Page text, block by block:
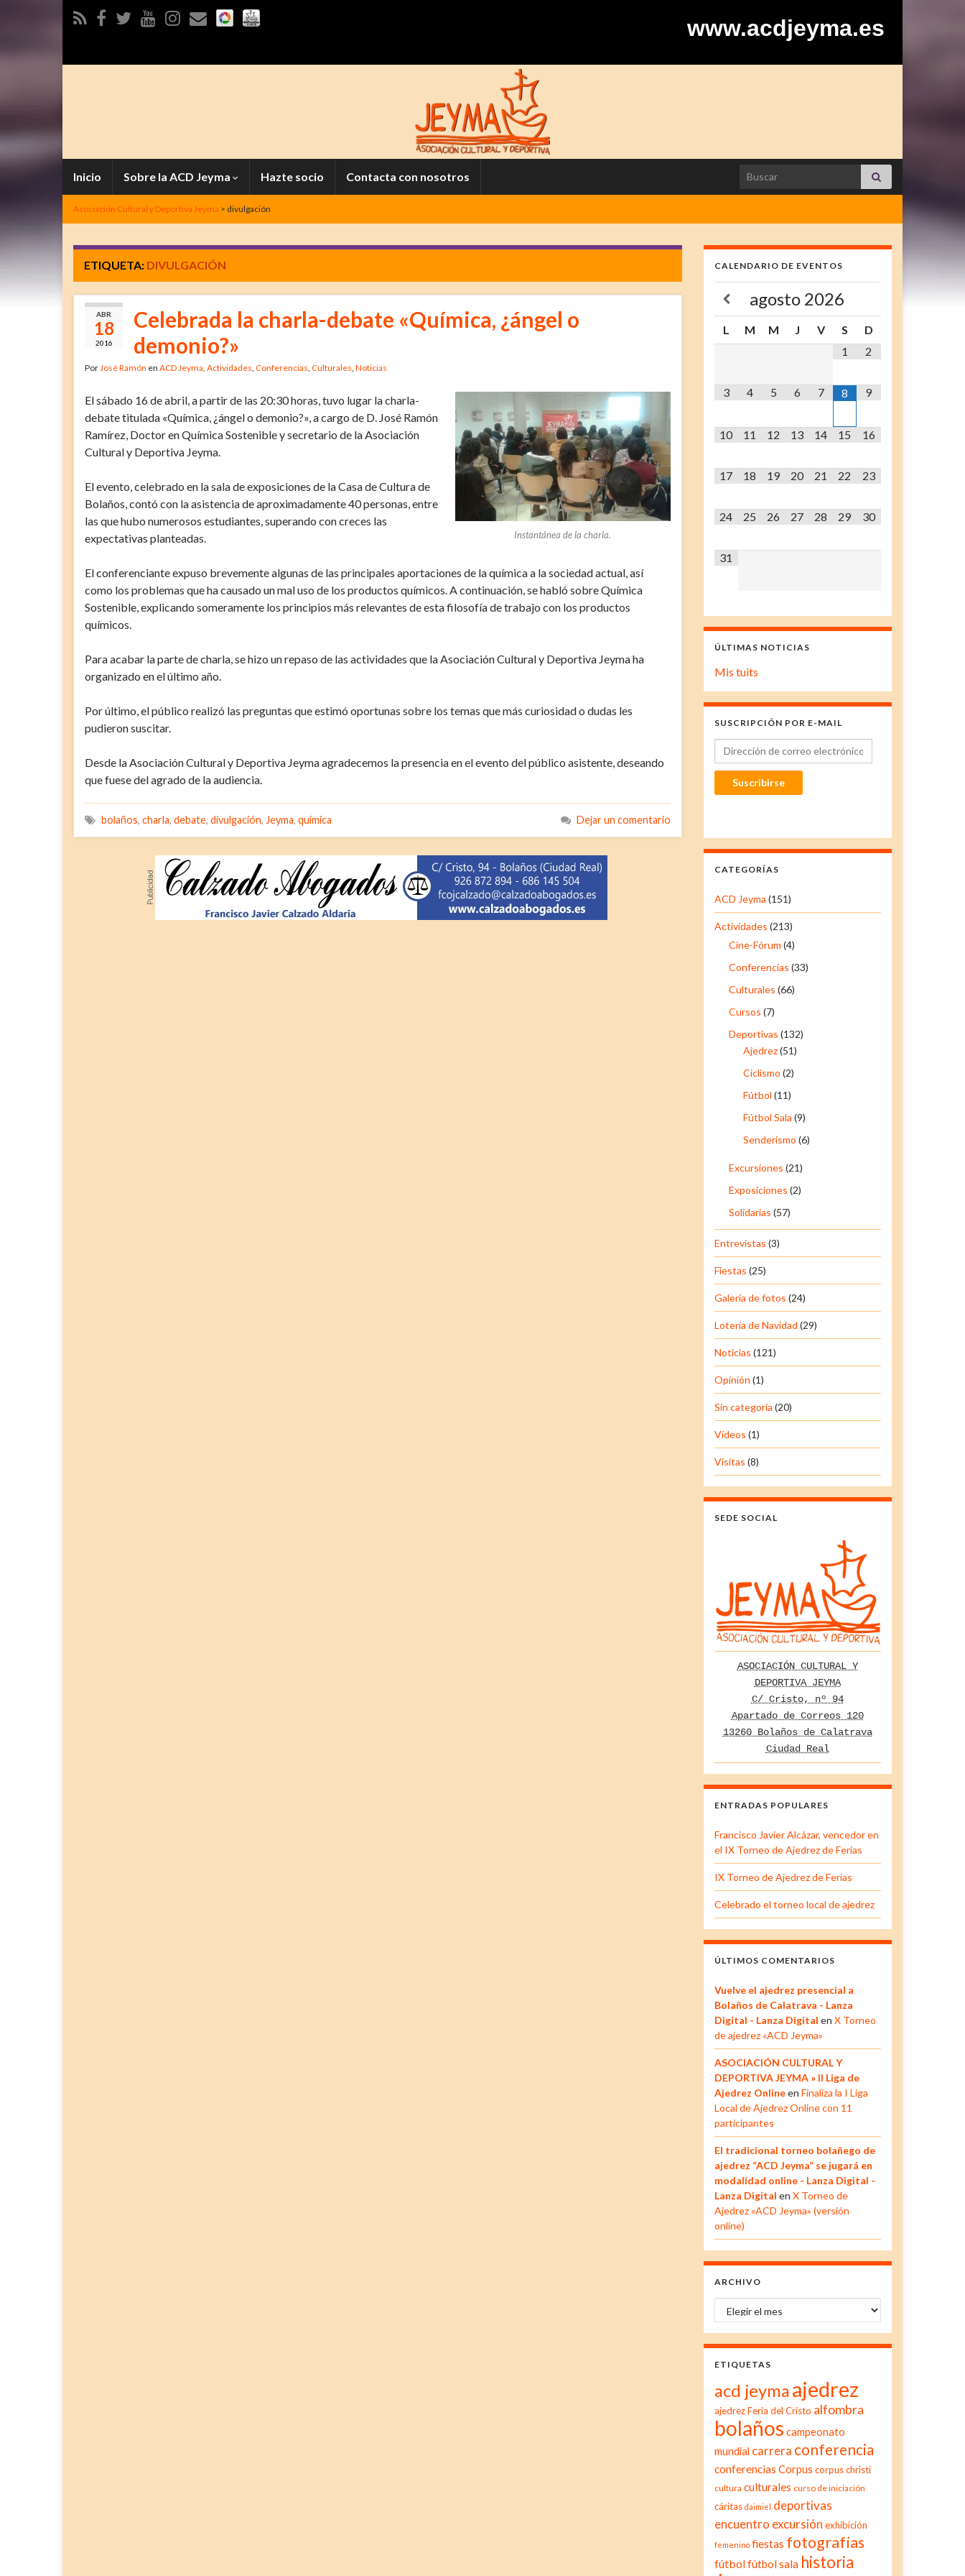
www.acdjeyma.es
Inicio Sobre la ACD Jeyma Hazte socio Contacta con nosotros Search for:
Asociación Cultural y Deportiva Jeyma > divulgación
ETIQUETA: DIVULGACIÓN
ABR
18
2016
Celebrada la charla-debate «Química, ¿ángel o
demonio?»
Por José Ramón en ACD Jeyma Actividades Conferencias Culturales Noticias
Instantánea de la charla.
El sábado 16 de abril, a partir de las 20:30 horas, tuvo lugar la charla-
debate titulada «Química, ¿ángel o demonio?», a cargo de D. José Ramón
Ramírez, Doctor en Química Sostenible y secretario de la Asociación
Cultural y Deportiva Jeyma.
El evento, celebrado en la sala de exposiciones de la Casa de Cultura de
Bolaños, contó con la asistencia de aproximadamente 40 personas, entre
las que hubo numerosos estudiantes, superando con creces las
expectativas planteadas.
El conferenciante expuso brevemente algunas de las principales aportaciones de la química a la sociedad actual, así
como los problemas que ha causado un mal uso de los productos químicos. A continuación, se habló sobre Química
Sostenible, explicando someramente los principios más relevantes de esta filosofía de trabajo con los productos
químicos.
Para acabar la parte de charla, se hizo un repaso de las actividades que la Asociación Cultural y Deportiva Jeyma ha
organizado en el último año.
Por último, el público realizó las preguntas que estimó oportunas sobre los temas que más curiosidad o dudas les
pudieron suscitar.
Desde la Asociación Cultural y Deportiva Jeyma agradecemos la presencia en el evento del público asistente, deseando
que fuese del agrado de la audiencia.
bolaños, charla, debate, divulgación, Jeyma, química Dejar un comentario
CALENDARIO DE EVENTOS
agosto 2026
L M M J V S
D
1
2
3 4 5 6 7 8 9
10 11 12 13 14 15 16
17 18 19 20 21 22 23
24 25 26 27 28 29 30
31
ÚLTIMAS NOTICIAS
Mis tuits
SUSCRIPCIÓN POR E-MAIL
Dirección de correo electrónico
Suscribirse
CATEGORÍAS
ACD Jeyma (151)
Actividades (213)
Cine-Fórum (4)
Conferencias (33)
Culturales (66)
Cursos (7)
Deportivas (132)
Ajedrez(51)
Ciclismo (2)
Fútbol (11)
Fútbol Sala (9)
Senderismo (6)
Excursiones (21)
Exposiciones (2)
Solidarias (57)
Entrevistas (3)
Fiestas (25)
Galería de fotos (24)
Lotería de Navidad (29)
Noticias (121)
Opinión (1)
Sin categoría (20)
Vídeos (1)
Visitas (8)
SEDE SOCIAL
ASOCIACIÓN CULTURAL Y
DEPORTIVA JEYMA
C/ Cristo, nº 94
Apartado de Correos 120
13260 Bolaños de Calatrava
Ciudad Real
ENTRADAS POPULARES
Francisco Javier Alcázar, vencedor en
el IX Torneo de Ajedrez de Ferias
IX Torneo de Ajedrez de Ferias
Celebrado el torneo local de ajedrez
ÚLTIMOS COMENTARIOS
Vuelve el ajedrez presencial a
Bolaños de Calatrava - Lanza
Digital - Lanza Digital en X Torneo
de ajedrez «ACD Jeyma»
ASOCIACIÓN CULTURAL Y
DEPORTIVA JEYMA » II Liga de
Ajedrez Onlineen Finaliza la I Liga
Local de Ajedrez Online con 11
participantes
El tradicional torneo bolañego de
ajedrez “ACD Jeyma” se jugará en
modalidad online - Lanza Digital -
Lanza Digital en X Torneo de
Ajedrez «ACD Jeyma» (versión
online)
ARCHIVO
Archivo
ETIQUETAS
acd jeymaajedrez
ajedrez Feria del Cristo alfombra
bolaños campeonato
mundial carrera conferencia
conferencias Corpus corpus christi
cultura culturales curso de iniciación
cáritas daimiel deportivas
encuentro excursión exhibición
femenino fiestas fotografías
fútbolfútbol sala historia